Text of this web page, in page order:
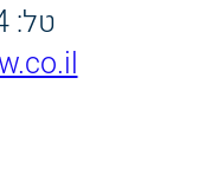
טל: 053-5445444